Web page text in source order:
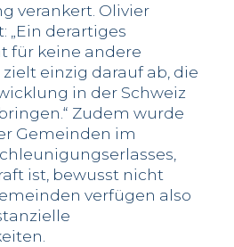
verankert. Olivier
„Ein derartiges
für keine andere
einzig darauf ab, die
in der Schweiz
Zudem wurde
Gemeinden im
ist, bewusst nicht
verfügen also